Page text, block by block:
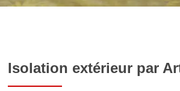
Isolation extérieur par